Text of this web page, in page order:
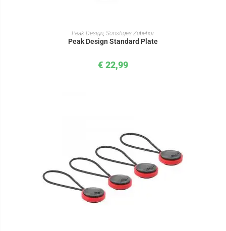
IN DEN WARENKORB
Peak Design Sonstiges Zubehör
Peak Design Standard Plate
€ 22,99